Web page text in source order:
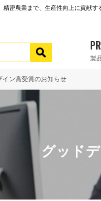
密農業まで、生産性向上に貢献す
製
イン賞受賞のお知らせ
グッド